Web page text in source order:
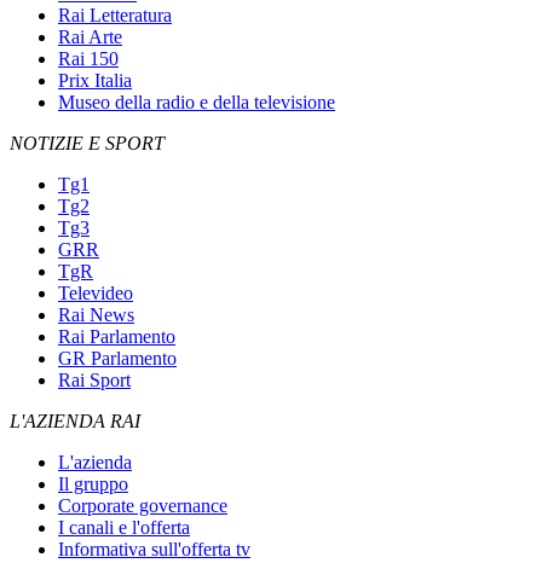
Rai Letteratura
Rai Arte
Rai 150
Prix Italia
Museo della radio e della televisione
NOTIZIE E SPORT
Tg1
Tg2
Tg3
GRR
TgR
Televideo
Rai News
Rai Parlamento
GR Parlamento
Rai Sport
L'AZIENDA RAI
L'azienda
Il gruppo
Corporate governance
I canali e l'offerta
Informativa sull'offerta tv